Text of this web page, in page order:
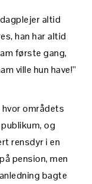
altid
han har altid
første gang,
ville hun have!”
områdets
og
rensdyr i en
pension, men
bagte